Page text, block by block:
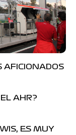
AFICIONADOS
AHR?
ES MUY